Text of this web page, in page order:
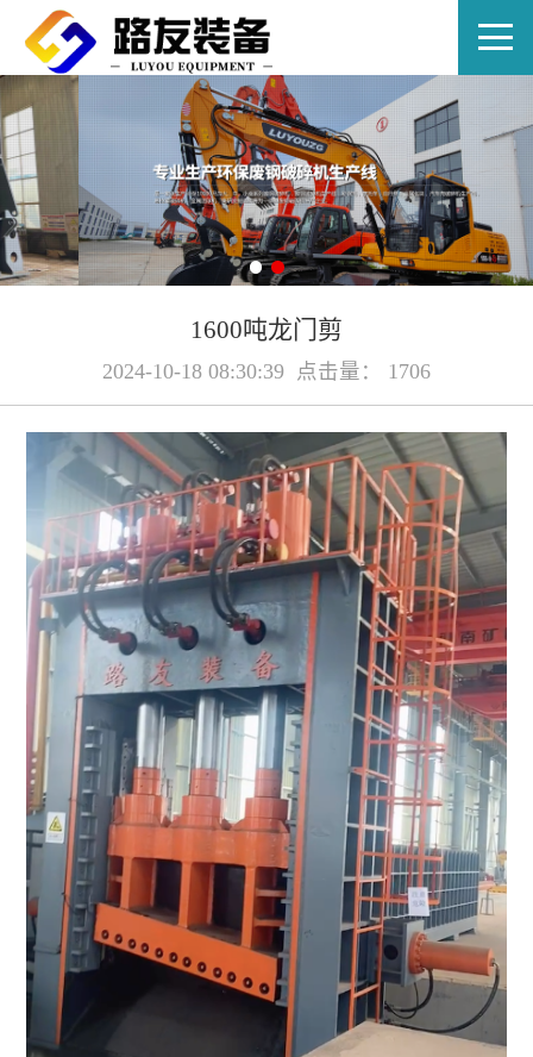
EN
1600吨龙门剪
2024-10-18 08:30:39 点击量： 1706